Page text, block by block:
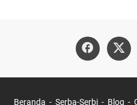
Beranda Serba-Serbi Blog